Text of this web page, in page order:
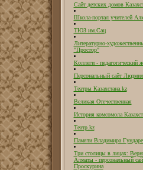
Сайт детских домов
Школа-портал учителей
ТЮЗ им.Сац
Литературно-
"Простор"
Коллеги - педагогический
Персональный сайт
Театры Казахстана.kz
Великая Отечественная
История комсомола
Театр.kz
Памяти Владимира
Три столицы в лицах:
Алматы - персональный
Проскурина